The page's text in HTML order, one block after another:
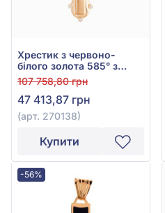
Хрестик з червоно-
білого золота 585° з
фіанітом, арт. 270138
107 758,80 грн
47 413,87 грн
(арт. 270138)
Купити
-56%